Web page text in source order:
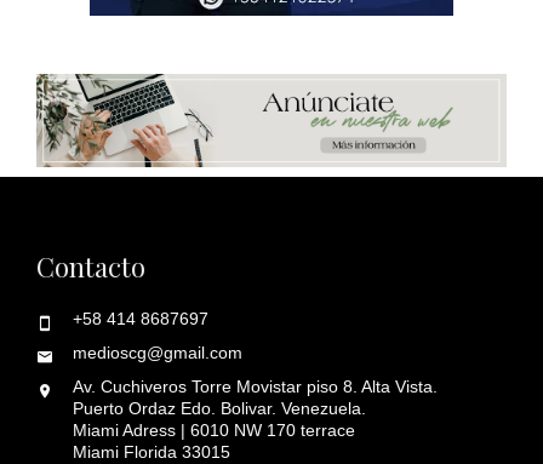
Contacto
+58 414 8687697
medioscg@gmail.com
Av. Cuchiveros Torre Movistar piso 8. Alta Vista.
Puerto Ordaz Edo. Bolivar. Venezuela.
Miami Adress | 6010 NW 170 terrace
Miami Florida 33015